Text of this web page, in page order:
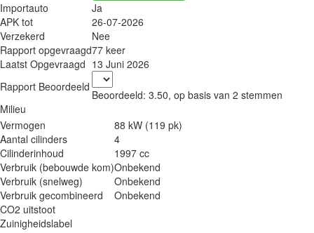
Importauto
Ja
APK tot
26-07-2026
Verzekerd
Nee
Rapport opgevraagd77 keer
Laatst Opgevraagd 13 Juni 2026
Rapport Beoordeeld
Beoordeeld: 3.50, op basis van 2 stemmen
Milieu
Vermogen
88 kW (119 pk)
Aantal cilinders
4
Cilinderinhoud
1997 cc
Verbruik (bebouwde kom)Onbekend
Verbruik (snelweg)
Onbekend
Verbruik gecombineerd
Onbekend
CO2 uitstoot
Zuinigheidslabel